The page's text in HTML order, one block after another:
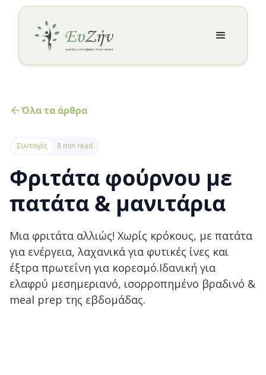
Όλα τα άρθρα
Συνταγές 8 min read
Φριτάτα φούρνου με
πατάτα & μανιτάρια
Μια φριτάτα αλλιώς! Χωρίς κρόκους, με πατάτα
για ενέργεια, λαχανικά για φυτικές ίνες και
έξτρα πρωτεΐνη για κορεσμό.Ιδανική για
ελαφρύ μεσημεριανό, ισορροπημένο βραδινό &
meal prep της εβδομάδας.